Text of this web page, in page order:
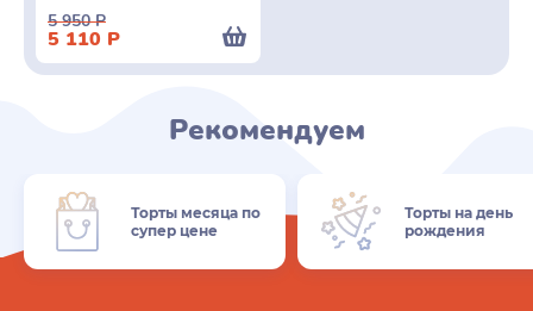
5 950Р
5 110 Р
Рекомендуем
Торты месяца по
супер цене
Торты на день
рождения